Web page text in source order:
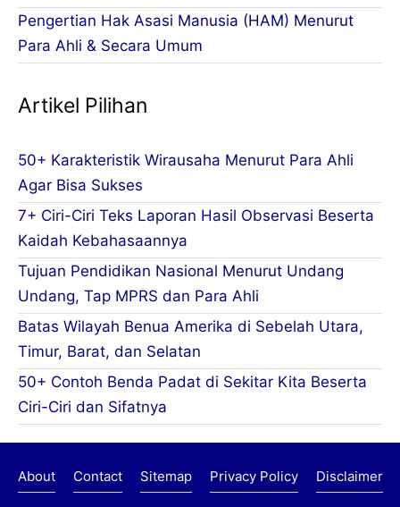
Pengertian Hak Asasi Manusia (HAM) Menurut
Para Ahli & Secara Umum
Artikel Pilihan
50+ Karakteristik Wirausaha Menurut Para Ahli
Agar Bisa Sukses
7+ Ciri-Ciri Teks Laporan Hasil Observasi Beserta
Kaidah Kebahasaannya
Tujuan Pendidikan Nasional Menurut Undang
Undang, Tap MPRS dan Para Ahli
Batas Wilayah Benua Amerika di Sebelah Utara,
Timur, Barat, dan Selatan
50+ Contoh Benda Padat di Sekitar Kita Beserta
Ciri-Ciri dan Sifatnya
About Contact Sitemap Privacy Policy Disclaimer